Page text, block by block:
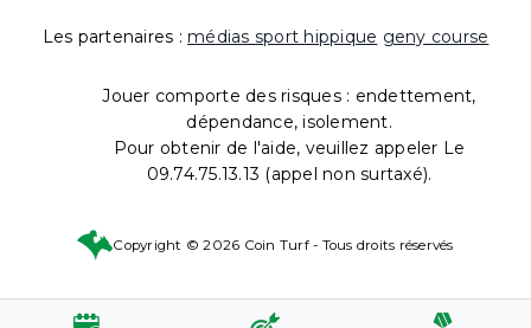
Les partenaires : médias sport hippique geny course
Jouer comporte des risques : endettement,
dépendance, isolement.
Pour obtenir de l'aide, veuillez appeler Le
09.74.75.13.13 (appel non surtaxé).
Copyright © 2026 Coin Turf - Tous droits réservés